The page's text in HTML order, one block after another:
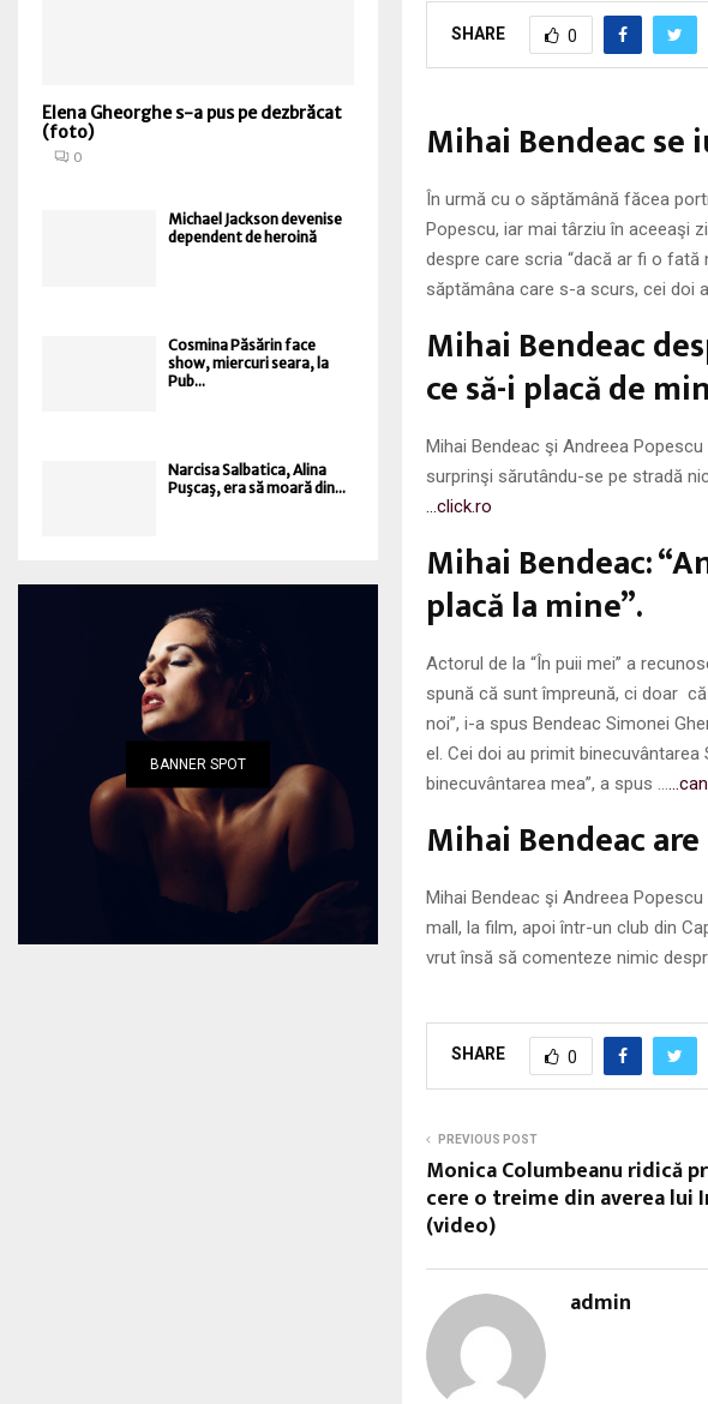
SHARE 0
Mihai Bendeac se
În urmă cu o săptămână făcea
Popescu, iar mai târziu în aceeaşi
despre care scria “dacă ar fi o fată
săptămâna care s-a scurs, cei doi
Mihai Bendeac
ce să-i placă de
Mihai Bendeac şi Andreea
surprinşi sărutându-se pe stradă
…click.ro
Mihai Bendeac:
placă la mine”.
Actorul de la “În puii mei” a
spună că sunt împreună, ci doar
noi”, i-a spus Bendeac Simonei
el. Cei doi au primit binecuvântarea
binecuvântarea mea”, a spus …
Mihai Bendeac
Mihai Bendeac şi Andreea
mall, la film, apoi într-un club din
vrut însă să comenteze nimic
SHARE 0
PREVIOUS POST
Monica Columbeanu ridică
cere o treime din averea lui
(video)
admin
Elena Gheorghe s-a pus pe dezbrăcat
(foto)
0
Michael Jackson devenise
dependent de heroină
Cosmina Păsărin face
show, miercuri seara, la
Pub...
Narcisa Salbatica, Alina
Puşcaş, era să moară din...
BANNER SPOT